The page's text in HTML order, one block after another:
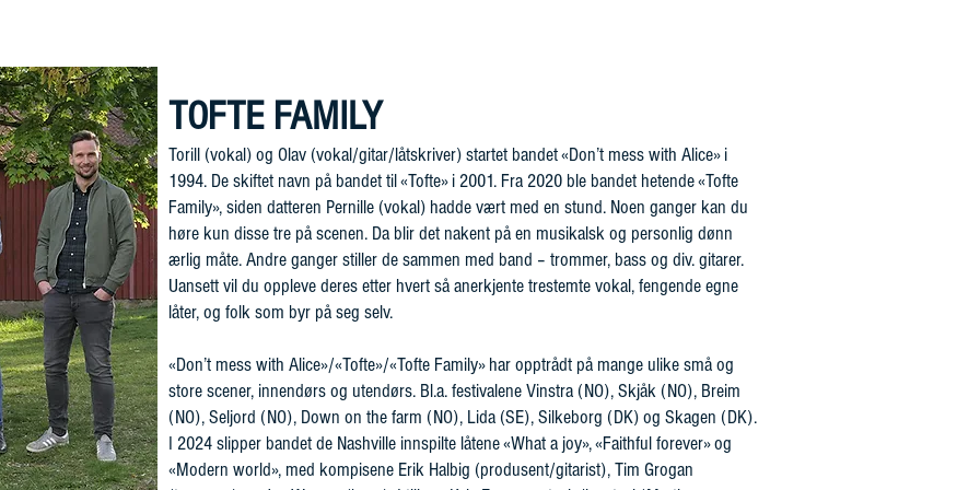
TOFTE FAMILY
Torill (vokal) og Olav (vokal/gitar/låtskriver) startet bandet «Don’t mess with Alice» i
1994. De skiftet navn på bandet til «Tofte» i 2001. Fra 2020 ble bandet hetende «Tofte
Family», siden datteren Pernille (vokal) hadde vært med en stund. Noen ganger kan du
høre kun disse tre på scenen. Da blir det nakent på en musikalsk og personlig dønn
ærlig måte. Andre ganger stiller de sammen med band – trommer, bass og div. gitarer.
Uansett vil du oppleve deres etter hvert så anerkjente trestemte vokal, fengende egne
låter, og folk som byr på seg selv.
«Don’t mess with Alice»/«Tofte»/«Tofte Family» har opptrådt på mange ulike små og
store scener, innendørs og utendørs. Bl.a. festivalene Vinstra (NO), Skjåk (NO), Breim
(NO), Seljord (NO), Down on the farm (NO), Lida (SE), Silkeborg (DK) og Skagen (DK).
I 2024 slipper bandet de Nashville innspilte låtene «What a joy», «Faithful forever» og
«Modern world», med kompisene Erik Halbig (produsent/gitarist), Tim Grogan